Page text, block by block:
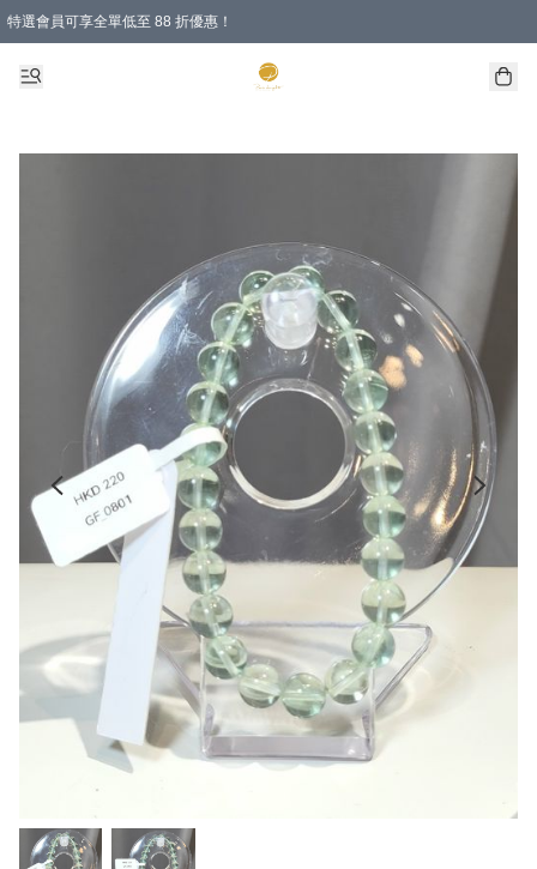
特選會員可享全單低至 88 折優惠！
購物滿 HKD 1000.00即享免運費優惠！（適用於 特定的送貨方式 )